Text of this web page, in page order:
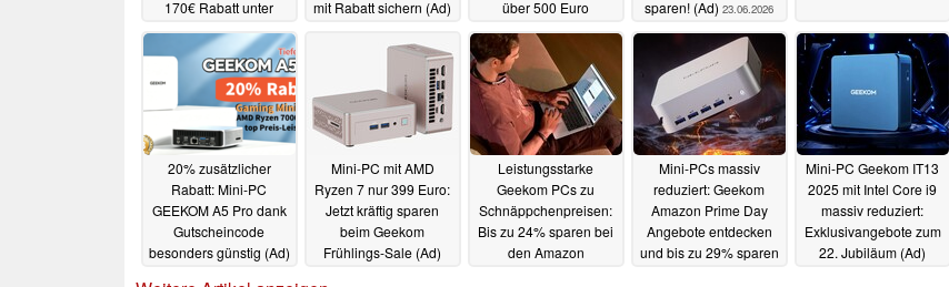
170€ Rabatt unter
730€ (Ad)03.08.2026
mit Rabatt sichern (Ad)
über 500 Euro
günstiger (Ad)24.06.2026
sparen! (Ad) 23.06.2026
20% zusätzlicher
Rabatt: Mini-PC
GEEKOM A5 Pro dank
Gutscheincode
besonders günstig (Ad)
Mini-PC mit AMD
Ryzen 7 nur 399 Euro:
Jetzt kräftig sparen
beim Geekom
Frühlings-Sale (Ad)
Leistungsstarke
Geekom PCs zu
Schnäppchenpreisen:
Bis zu 24% sparen bei
den Amazon
Mini-PCs massiv
reduziert: Geekom
Amazon Prime Day
Angebote entdecken
und bis zu 29% sparen
Mini-PC Geekom IT13
2025 mit Intel Core i9
massiv reduziert:
Exklusivangebote zum
22. Jubiläum (Ad)